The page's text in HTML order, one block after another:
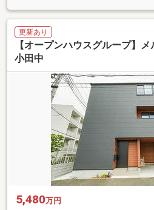
更新あり
【オープンハウスグループ】
小田中
5,480万円